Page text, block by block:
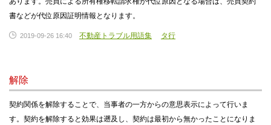
書などが代位原因証明情報となります。
2019-09-26 16:40 不動産トラブル用語集 タ行
解除
契約関係を解除することで、当事者の一方からの意思表示によって行いま
す。契約を解除すると効果は遡及し、契約は最初から無かったことになりま